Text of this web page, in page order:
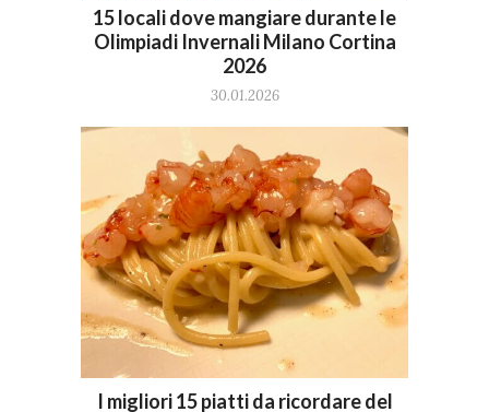
15 locali dove mangiare durante le
Olimpiadi Invernali Milano Cortina
2026
30.01.2026
I migliori 15 piatti da ricordare del